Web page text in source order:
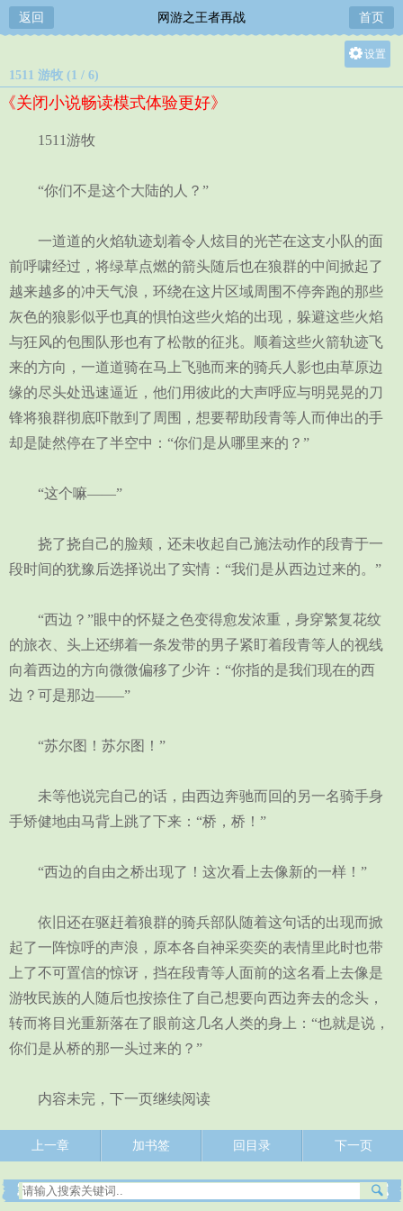
返回 网游之王者再战 首页
设置
1511 游牧 (1 / 6)
《关闭小说畅读模式体验更好》
1511游牧
“你们不是这个大陆的人？”
一道道的火焰轨迹划着令人炫目的光芒在这支小队的面
前呼啸经过，将绿草点燃的箭头随后也在狼群的中间掀起了
越来越多的冲天气浪，环绕在这片区域周围不停奔跑的那些
灰色的狼影似乎也真的惧怕这些火焰的出现，躲避这些火焰
与狂风的包围队形也有了松散的征兆。顺着这些火箭轨迹飞
来的方向，一道道骑在马上飞驰而来的骑兵人影也由草原边
缘的尽头处迅速逼近，他们用彼此的大声呼应与明晃晃的刀
锋将狼群彻底吓散到了周围，想要帮助段青等人而伸出的手
却是陡然停在了半空中：“你们是从哪里来的？”
“这个嘛——”
挠了挠自己的脸颊，还未收起自己施法动作的段青于一
段时间的犹豫后选择说出了实情：“我们是从西边过来的。”
“西边？”眼中的怀疑之色变得愈发浓重，身穿繁复花纹
的旅衣、头上还绑着一条发带的男子紧盯着段青等人的视线
向着西边的方向微微偏移了少许：“你指的是我们现在的西
边？可是那边——”
“苏尔图！苏尔图！”
未等他说完自己的话，由西边奔驰而回的另一名骑手身
手矫健地由马背上跳了下来：“桥，桥！”
“西边的自由之桥出现了！这次看上去像新的一样！”
依旧还在驱赶着狼群的骑兵部队随着这句话的出现而掀
起了一阵惊呼的声浪，原本各自神采奕奕的表情里此时也带
上了不可置信的惊讶，挡在段青等人面前的这名看上去像是
游牧民族的人随后也按捺住了自己想要向西边奔去的念头，
转而将目光重新落在了眼前这几名人类的身上：“也就是说，
你们是从桥的那一头过来的？”
内容未完，下一页继续阅读
上一章 加书签 回目录 下一页